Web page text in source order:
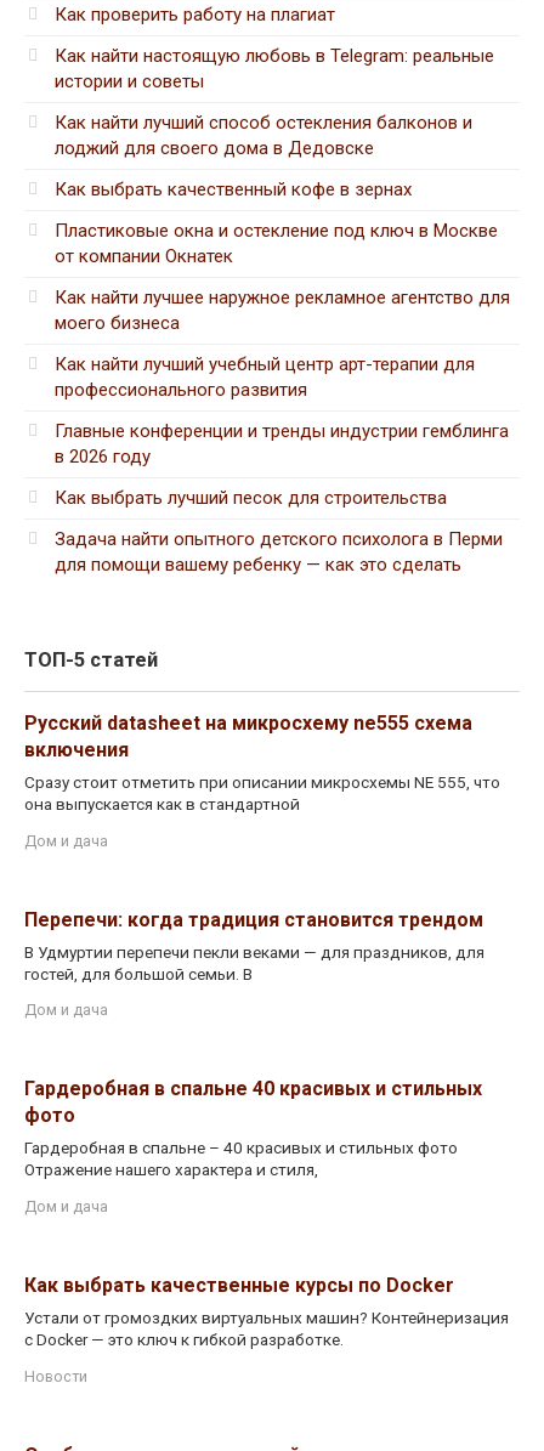
Как проверить работу на плагиат
Как найти настоящую любовь в Telegram: реальные
истории и советы
Как найти лучший способ остекления балконов и
лоджий для своего дома в Дедовске
Как выбрать качественный кофе в зернах
Пластиковые окна и остекление под ключ в Москве
от компании Окнатек
Как найти лучшее наружное рекламное агентство для
моего бизнеса
Как найти лучший учебный центр арт-терапии для
профессионального развития
Главные конференции и тренды индустрии гемблинга
в 2026 году
Как выбрать лучший песок для строительства
Задача найти опытного детского психолога в Перми
для помощи вашему ребенку — как это сделать
ТОП-5 статей
Русский datasheet на микросхему ne555 схема
включения
Сразу стоит отметить при описании микросхемы NE 555, что
она выпускается как в стандартной
Дом и дача
Перепечи: когда традиция становится трендом
В Удмуртии перепечи пекли веками — для праздников, для
гостей, для большой семьи. В
Дом и дача
Гардеробная в спальне 40 красивых и стильных
фото
Гардеробная в спальне – 40 красивых и стильных фото
Отражение нашего характера и стиля,
Дом и дача
Как выбрать качественные курсы по Docker
Устали от громоздких виртуальных машин? Контейнеризация
с Docker — это ключ к гибкой разработке.
Новости